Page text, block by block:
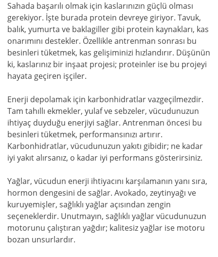
Sahada başarılı olmak için kaslarınızın güçlü olması
gerekiyor. İşte burada protein devreye giriyor. Tavuk,
balık, yumurta ve baklagiller gibi protein kaynakları, kas
onarımını destekler. Özellikle antrenman sonrası bu
besinleri tüketmek, kas gelişiminizi hızlandırır. Düşünün
ki, kaslarınız bir inşaat projesi; proteinler ise bu projeyi
hayata geçiren işçiler.
Enerji depolamak için karbonhidratlar vazgeçilmezdir.
Tam tahıllı ekmekler, yulaf ve sebzeler, vücudunuzun
ihtiyaç duyduğu enerjiyi sağlar. Antrenman öncesi bu
besinleri tüketmek, performansınızı artırır.
Karbonhidratlar, vücudunuzun yakıtı gibidir; ne kadar
iyi yakıt alırsanız, o kadar iyi performans gösterirsiniz.
Yağlar, vücudun enerji ihtiyacını karşılamanın yanı sıra,
hormon dengesini de sağlar. Avokado, zeytinyağı ve
kuruyemişler, sağlıklı yağlar açısından zengin
seçeneklerdir. Unutmayın, sağlıklı yağlar vücudunuzun
motorunu çalıştıran yağdır; kalitesiz yağlar ise motoru
bozan unsurlardır.